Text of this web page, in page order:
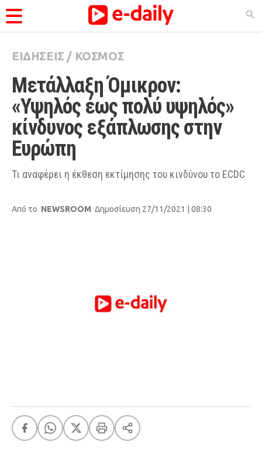
ΚΑΤΗΓΟΡΊΕΣ
Ειδήσεις
Θέματα
Videos
Podcasts
Viral
City Guide
A-List LGBTQI+
Xmas
ΕΙΔΗΣΕΙΣ / ΚΟΣΜΟΣ
Μετάλλαξη Όμικρον:
«Υψηλός έως πολύ υψηλός»
κίνδυνος εξάπλωσης στην
Ευρώπη
Τι αναφέρει η έκθεση εκτίμησης του κινδύνου το ECDC
Από το NEWSROOM Δημοσίευση 27/11/2021 | 08:30